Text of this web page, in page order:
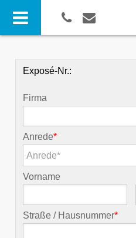
Exposé-Nr.:
Firma
Anrede*
Anrede*
Vorname
Straße / Hausnummer*